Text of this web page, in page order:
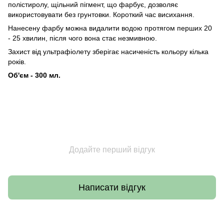
полістиролу, щільний пігмент, що фарбує, дозволяє
використовувати без грунтовки. Короткий час висихання.
Нанесену фарбу можна видалити водою протягом перших 20
- 25 хвилин, після чого вона стає незмивною.
Захист від ультрафіолету зберігає насиченість кольору кілька
років.
Об'єм - 300 мл.
Додайте перший відгук
Написати відгук